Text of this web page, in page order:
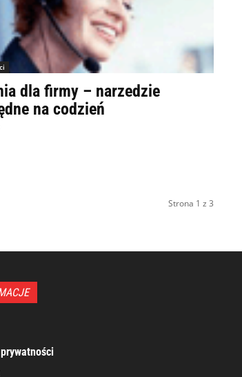
dla firmy – narzedzie
na codzień
Strona 1 z 3